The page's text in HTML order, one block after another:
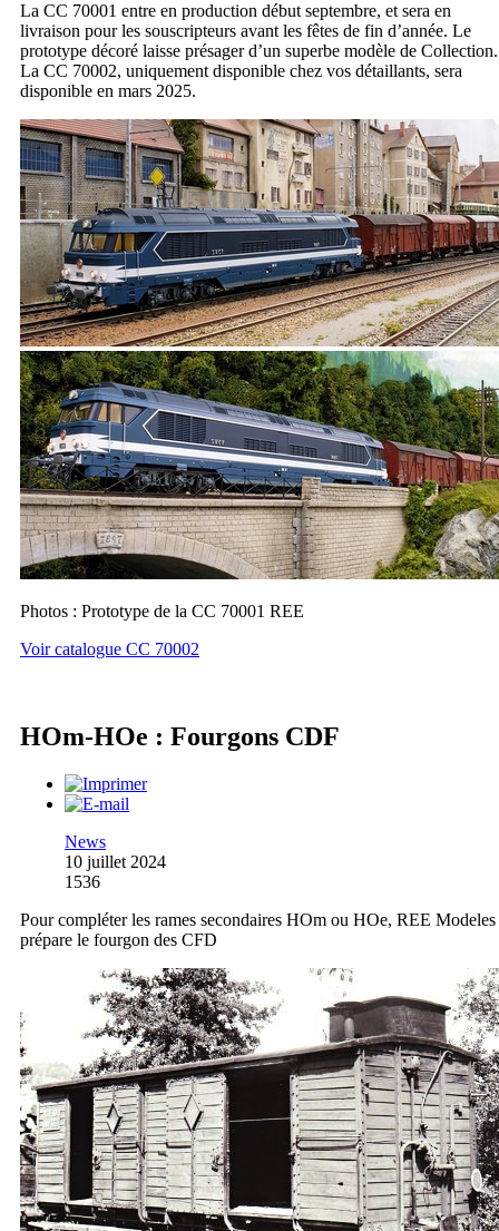
La CC 70001 entre en production début septembre, et sera en
livraison pour les souscripteurs avant les fêtes de fin d’année. Le
prototype décoré laisse présager d’un superbe modèle de Collection.
La CC 70002, uniquement disponible chez vos détaillants, sera
disponible en mars 2025.
Photos : Prototype de la CC 70001 REE
Voir catalogue CC 70002
HOm-HOe : Fourgons CDF
News
10 juillet 2024
1536
Pour compléter les rames secondaires HOm ou HOe, REE Modeles
prépare le fourgon des CFD